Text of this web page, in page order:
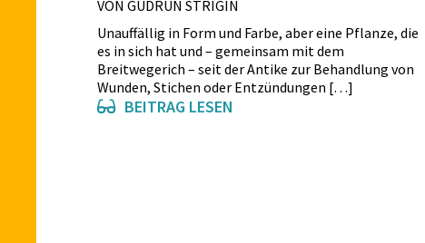
VON GUDRUN STRIGIN
Unauffällig in Form und Farbe, aber eine Pflanze, die
es in sich hat und – gemeinsam mit dem
Breitwegerich – seit der Antike zur Behandlung von
Wunden, Stichen oder Entzündungen […]
BEITRAG LESEN